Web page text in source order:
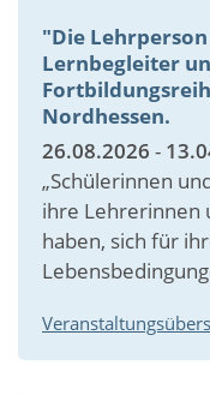
"Die
Lernbegleiter
Nordhessen.
26.08.2026 -
„Schülerinnen
ihre Lehrerinnen
haben, sich für